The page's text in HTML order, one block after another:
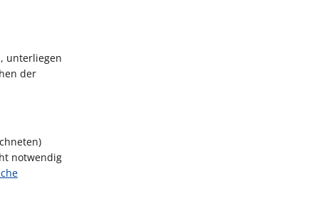
unterliegen
der
notwendig